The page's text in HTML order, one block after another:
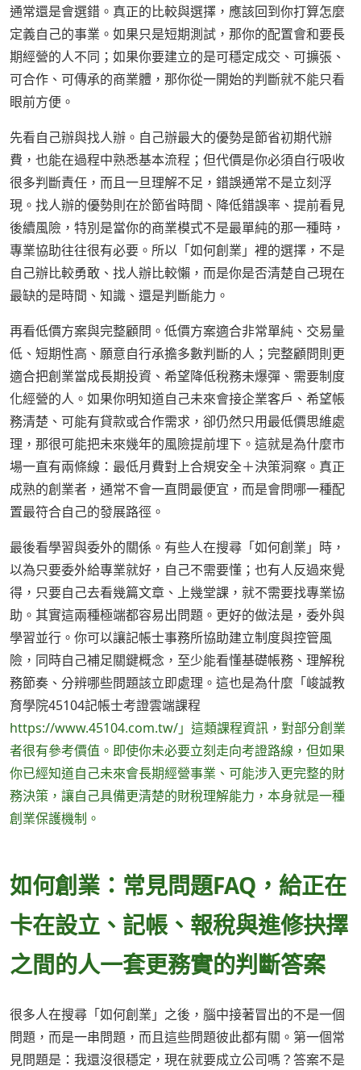
通常還是會選錯。真正的比較與選擇，應該回到你打算怎麼
定義自己的事業。如果只是短期測試，那你的配置會和要長
期經營的人不同；如果你要建立的是可穩定成交、可擴張、
可合作、可傳承的商業體，那你從一開始的判斷就不能只看
眼前方便。
先看自己辦與找人辦。自己辦最大的優勢是節省初期代辦
費，也能在過程中熟悉基本流程；但代價是你必須自行吸收
很多判斷責任，而且一旦理解不足，錯誤通常不是立刻浮
現。找人辦的優勢則在於節省時間、降低錯誤率、提前看見
後續風險，特別是當你的商業模式不是最單純的那一種時，
專業協助往往很有必要。所以「如何創業」裡的選擇，不是
自己辦比較勇敢、找人辦比較懶，而是你是否清楚自己現在
最缺的是時間、知識、還是判斷能力。
再看低價方案與完整顧問。低價方案適合非常單純、交易量
低、短期性高、願意自行承擔多數判斷的人；完整顧問則更
適合把創業當成長期投資、希望降低稅務未爆彈、需要制度
化經營的人。如果你明知道自己未來會接企業客戶、希望帳
務清楚、可能有貸款或合作需求，卻仍然只用最低價思維處
理，那很可能把未來幾年的風險提前埋下。這就是為什麼市
場一直有兩條線：最低月費對上合規安全＋決策洞察。真正
成熟的創業者，通常不會一直問最便宜，而是會問哪一種配
置最符合自己的發展路徑。
最後看學習與委外的關係。有些人在搜尋「如何創業」時，
以為只要委外給專業就好，自己不需要懂；也有人反過來覺
得，只要自己去看幾篇文章、上幾堂課，就不需要找專業協
助。其實這兩種極端都容易出問題。更好的做法是，委外與
學習並行。你可以讓記帳士事務所協助建立制度與控管風
險，同時自己補足關鍵概念，至少能看懂基礎帳務、理解稅
務節奏、分辨哪些問題該立即處理。這也是為什麼「峻誠教
育學院45104記帳士考證雲端課程
https://www.45104.com.tw/」這類課程資訊，對部分創業
者很有參考價值。即使你未必要立刻走向考證路線，但如果
你已經知道自己未來會長期經營事業、可能涉入更完整的財
務決策，讓自己具備更清楚的財稅理解能力，本身就是一種
創業保護機制。
如何創業：常見問題FAQ，給正在
卡在設立、記帳、報稅與進修抉擇
之間的人一套更務實的判斷答案
很多人在搜尋「如何創業」之後，腦中接著冒出的不是一個
問題，而是一串問題，而且這些問題彼此都有關。第一個常
見問題是：我還沒很穩定，現在就要成立公司嗎？答案不是